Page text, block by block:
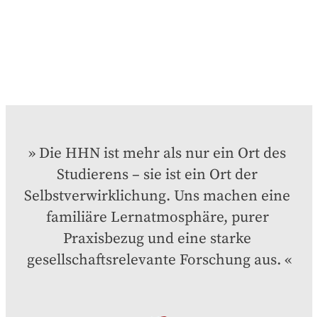
Die HHN ist mehr als nur ein Ort des
Studierens – sie ist ein Ort der
Selbstverwirklichung. Uns machen eine
familiäre Lernatmosphäre, purer
Praxisbezug und eine starke
gesellschaftsrelevante Forschung aus.